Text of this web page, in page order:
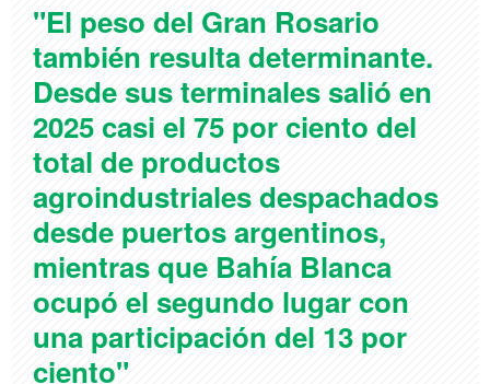
"El peso del Gran Rosario
también resulta determinante.
Desde sus terminales salió en
2025 casi el 75 por ciento del
total de productos
agroindustriales despachados
desde puertos argentinos,
mientras que Bahía Blanca
ocupó el segundo lugar con
una participación del 13 por
ciento"